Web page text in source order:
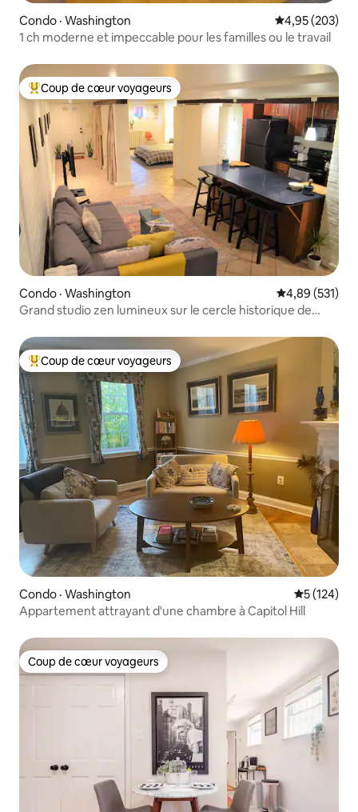
Condo · Washington Note
4,95 (203)
1 ch moderne et impeccable pour les familles ou le travail
Coup de cœur voyageurs parmi les plus aimés
Coup de cœur voyageurs
Condo · Washington Note
4,89 (531)
Grand studio zen lumineux sur le cercle historique de
Coup de cœur voyageurs parmi les plus aimés
Coup de cœur voyageurs
Condo · Washington Note
5 (124)
Appartement attrayant d'une chambre à Capitol Hill
Coup de cœur voyageurs
Coup de cœur voyageurs